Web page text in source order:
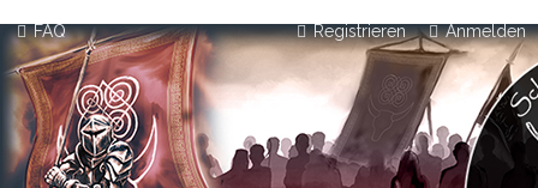
FAQ Anmelden
Registrieren